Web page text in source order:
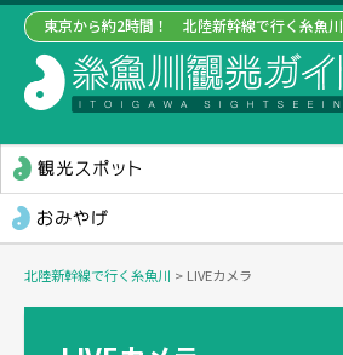
東京から約2時間！ 北陸新幹線で行く糸魚川
北陸新幹線で行く糸魚川 > LIVEカメラ